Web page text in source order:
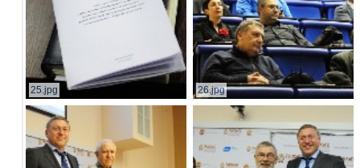
25.jpg 26.jpg